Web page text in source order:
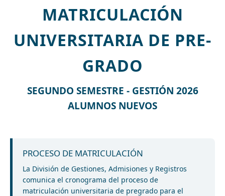
MATRICULACIÓN
UNIVERSITARIA DE PRE-
GRADO
SEGUNDO SEMESTRE - GESTIÓN 2026
ALUMNOS NUEVOS
PROCESO DE MATRICULACIÓN
La División de Gestiones, Admisiones y Registros
comunica el cronograma del proceso de
matriculación universitaria de pregrado para el